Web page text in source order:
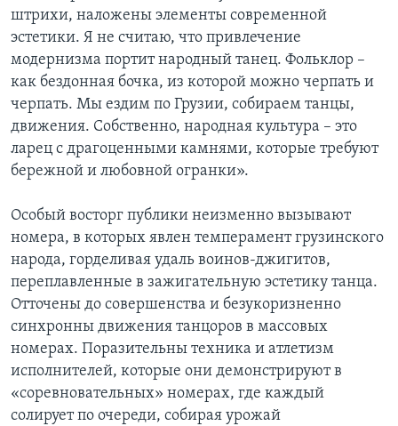
штрихи, наложены элементы современной
эстетики. Я не считаю, что привлечение
модернизма портит народный танец. Фольклор –
как бездонная бочка, из которой можно черпать и
черпать. Мы ездим по Грузии, собираем танцы,
движения. Собственно, народная культура – это
ларец с драгоценными камнями, которые требуют
бережной и любовной огранки».
Особый восторг публики неизменно вызывают
номера, в которых явлен темперамент грузинского
народа, горделивая удаль воинов-джигитов,
переплавленные в зажигательную эстетику танца.
Отточены до совершенства и безукоризненно
синхронны движения танцоров в массовых
номерах. Поразительны техника и атлетизм
исполнителей, которые они демонстрируют в
«соревновательных» номерах, где каждый
солирует по очереди, собирая урожай